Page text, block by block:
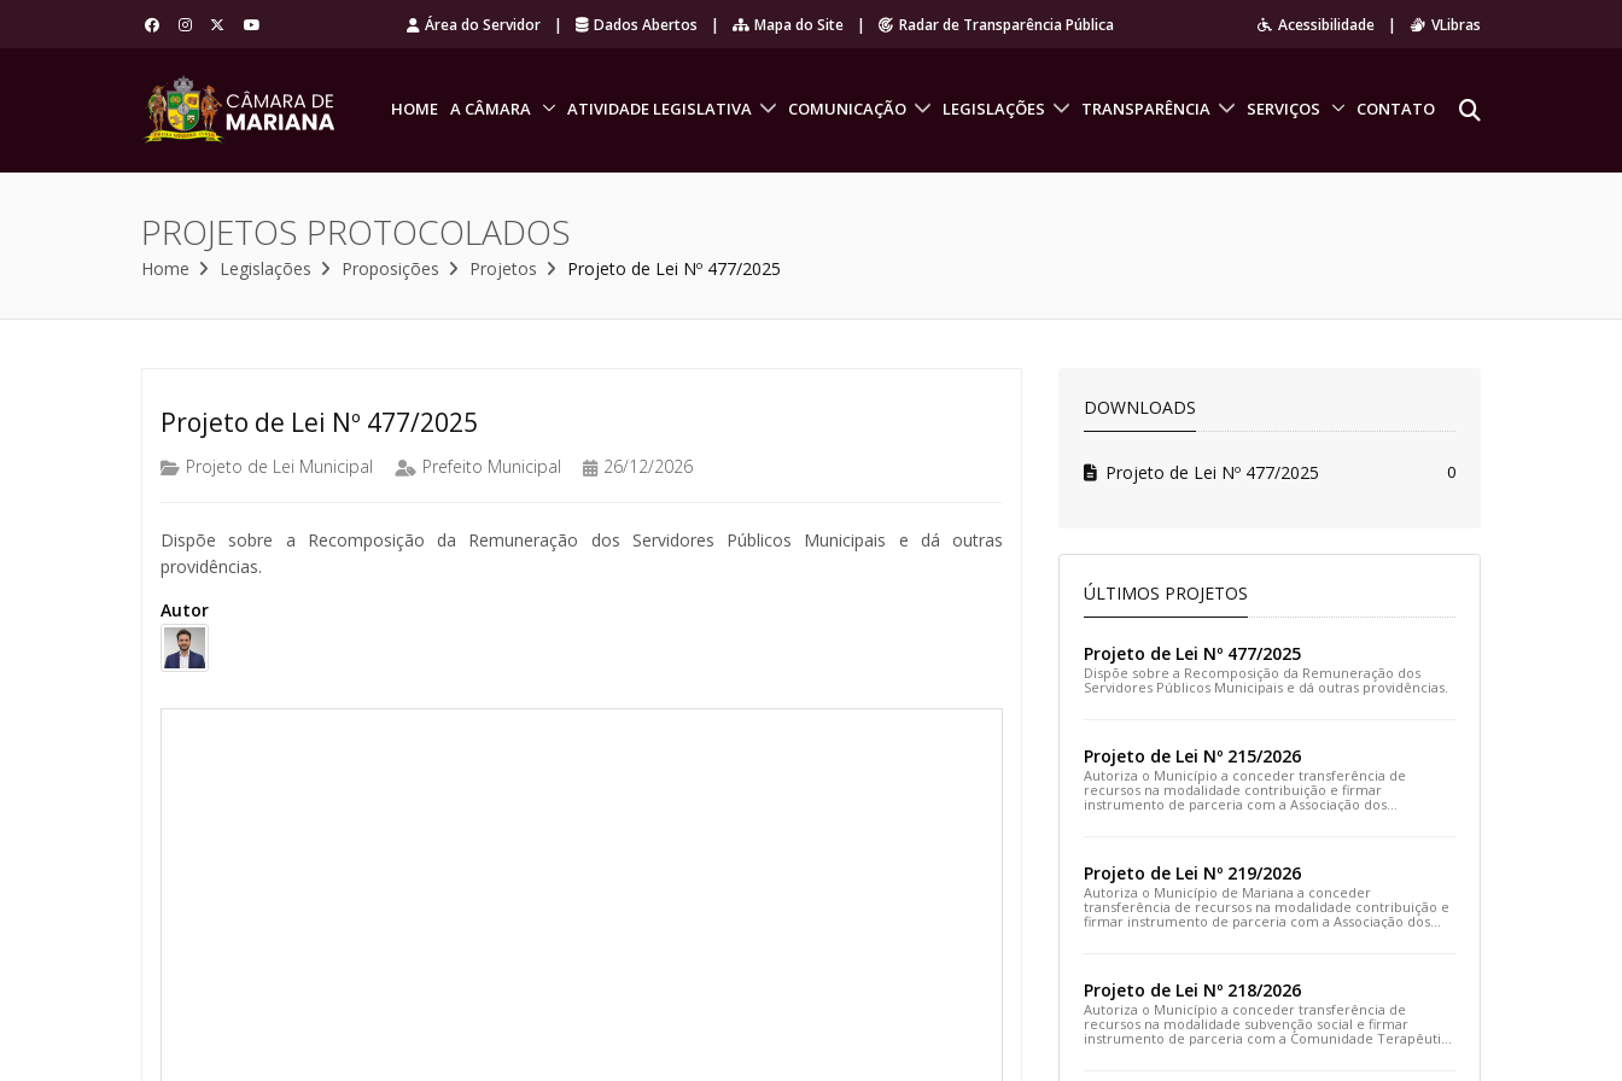
Área do Servidor | Dados Abertos | Mapa do Site | Radar de Transparência Pública Acessibilidade | VLibras
HOME A CÂMARA ATIVIDADE LEGISLATIVA COMUNICAÇÃO LEGISLAÇÕES TRANSPARÊNCIA SERVIÇOS CONTATO
PROJETOS PROTOCOLADOS
Home Legislações Proposições Projetos Projeto de Lei Nº 477/2025
Projeto de Lei Nº 477/2025
Projeto de Lei Municipal Prefeito Municipal 26/12/2026
Dispõe sobre a Recomposição da Remuneração dos Servidores Públicos Municipais e dá outras
providências.
Autor
DOWNLOADS
Projeto de Lei Nº 477/2025 0
ÚLTIMOS PROJETOS
Projeto de Lei Nº 477/2025
Dispõe sobre a Recomposição da Remuneração dos
Servidores Públicos Municipais e dá outras providências.
Projeto de Lei Nº 215/2026
Autoriza o Município a conceder transferência de
recursos na modalidade contribuição e firmar
instrumento de parceria com a Associação dos
Projeto de Lei Nº 219/2026
Autoriza o Município de Mariana a conceder
transferência de recursos na modalidade contribuição e
firmar instrumento de parceria com a Associação dos
Projeto de Lei Nº 218/2026
Autoriza o Município a conceder transferência de
recursos na modalidade subvenção social e firmar
instrumento de parceria com a Comunidade Terapêutica